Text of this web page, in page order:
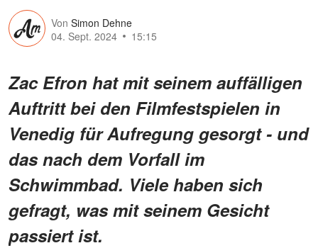
Von Simon Dehne
04. Sept. 2024
15:15
Zac Efron hat mit seinem auffälligen
Auftritt bei den Filmfestspielen in
Venedig für Aufregung gesorgt - und
das nach dem Vorfall im
Schwimmbad. Viele haben sich
gefragt, was mit seinem Gesicht
passiert ist.